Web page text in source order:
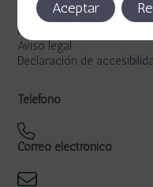
Política de privacidad
Política de cookies
Aviso legal
Declaración de
Teléfono
Correo electrónico
Aceptar